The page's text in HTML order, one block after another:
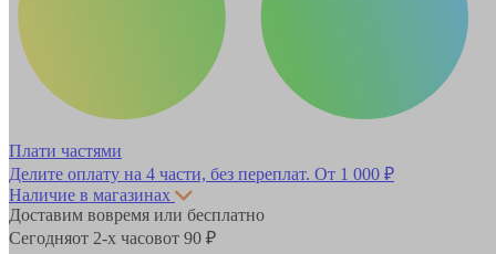
Плати частями
Делите оплату на 4 части, без переплат. От 1 000 ₽
Наличие в магазинах
Доставим вовремя или бесплатно
Сегодняот 2-х часовот 90 ₽